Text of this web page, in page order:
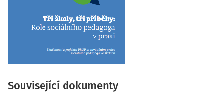
Související dokumenty